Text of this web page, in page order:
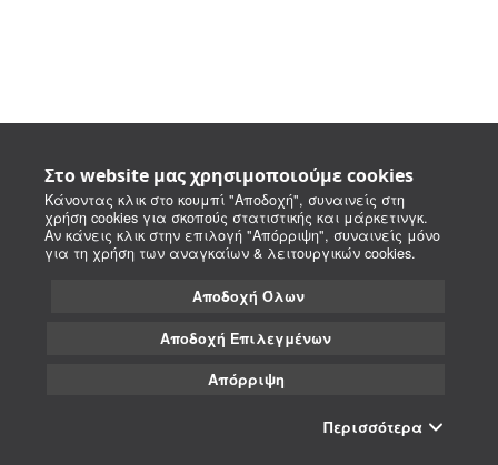
Στο website μας χρησιμοποιούμε cookies
Κάνοντας κλικ στο κουμπί "Αποδοχή", συναινείς στη
χρήση cookies για σκοπούς στατιστικής και μάρκετινγκ.
Αν κάνεις κλικ στην επιλογή "Απόρριψη", συναινείς μόνο
για τη χρήση των αναγκαίων & λειτουργικών cookies.
Αποδοχή Όλων
Αποδοχή Επιλεγμένων
Απόρριψη
Περισσότερα